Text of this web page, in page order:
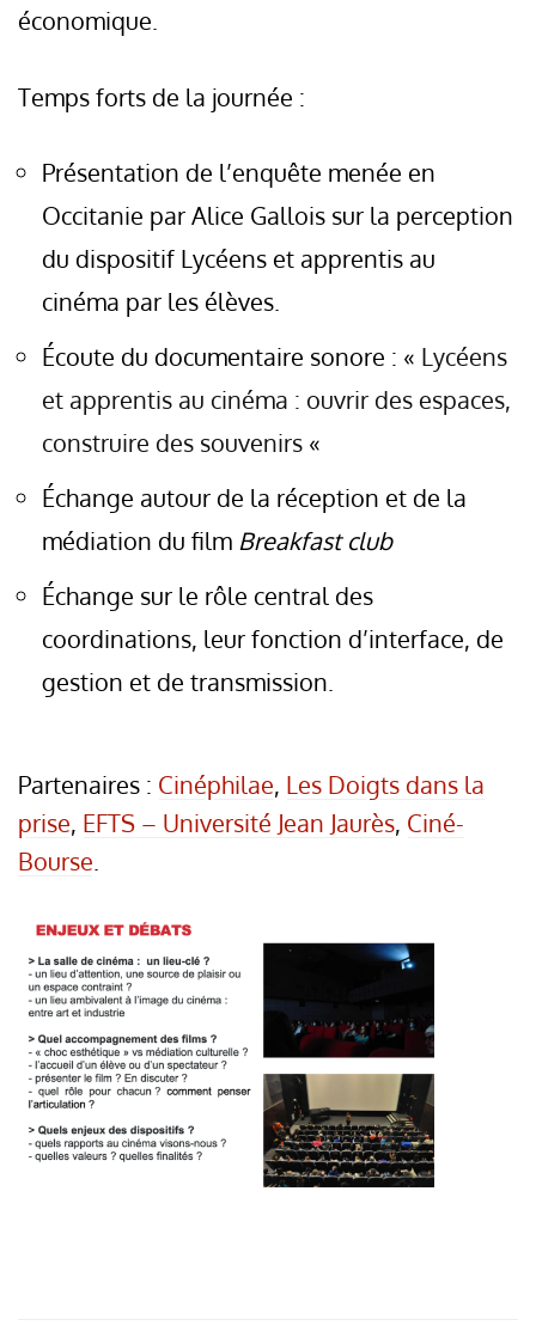
économique.
Temps forts de la journée :
Présentation de l’enquête menée en
Occitanie par Alice Gallois sur la perception
du dispositif Lycéens et apprentis au
cinéma par les élèves.
Écoute du documentaire sonore : « Lycéens
et apprentis au cinéma : ouvrir des espaces,
construire des souvenirs «
Échange autour de la réception et de la
médiation du film Breakfast club
Échange sur le rôle central des
coordinations, leur fonction d’interface, de
gestion et de transmission.
Partenaires : Cinéphilae, Les Doigts dans la
prise, EFTS – Université Jean Jaurès, Ciné-
Bourse